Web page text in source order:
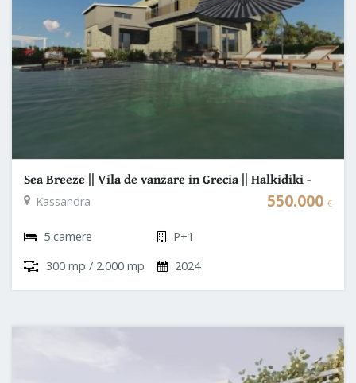
Sea Breeze || Vila de vanzare in Grecia || Halkidiki -
GreciaKassandra 550.000 €
5 camere
P+1
300 mp / 2.000 mp
2024